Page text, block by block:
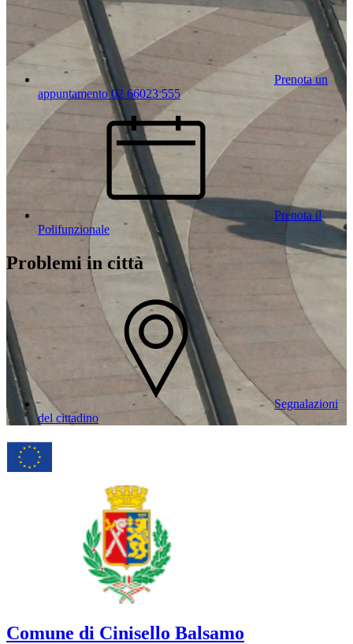
Prenota un
appuntamento 02 66023 555
Prenota il
Polifunzionale
Problemi in città
Segnalazioni
del cittadino
Comune di Cinisello Balsamo